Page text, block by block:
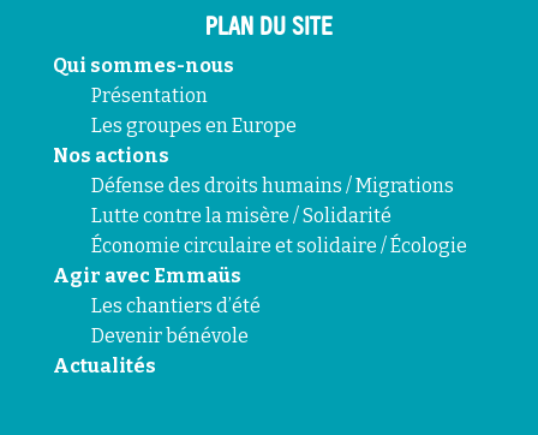
PLAN DU SITE
Qui sommes-nous
Présentation
Les groupes en Europe
Nos actions
Défense des droits humains / Migrations
Lutte contre la misère / Solidarité
Économie circulaire et solidaire / Écologie
Agir avec Emmaüs
Les chantiers d’été
Devenir bénévole
Actualités